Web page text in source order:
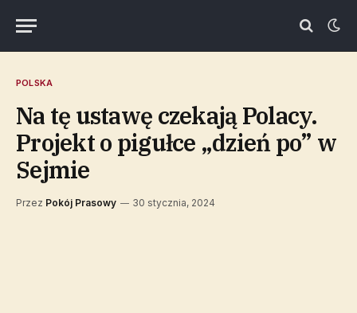
POLSKA
Na tę ustawę czekają Polacy.
Projekt o pigułce „dzień po” w
Sejmie
Przez Pokój Prasowy 30 stycznia, 2024